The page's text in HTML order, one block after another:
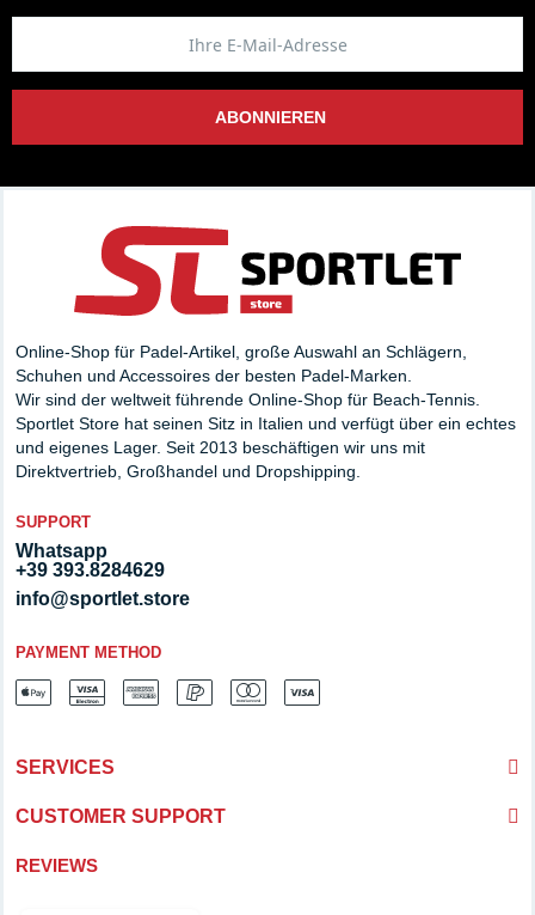
ABONNIEREN
Online-Shop für Padel-Artikel, große Auswahl an Schlägern,
Schuhen und Accessoires der besten Padel-Marken.
Wir sind der weltweit führende Online-Shop für Beach-Tennis.
Sportlet Store hat seinen Sitz in Italien und verfügt über ein echtes
und eigenes Lager. Seit 2013 beschäftigen wir uns mit
Direktvertrieb, Großhandel und Dropshipping.
SUPPORT
Whatsapp
+39 393.8284629
info@sportlet.store
PAYMENT METHOD
SERVICES
CUSTOMER SUPPORT
REVIEWS